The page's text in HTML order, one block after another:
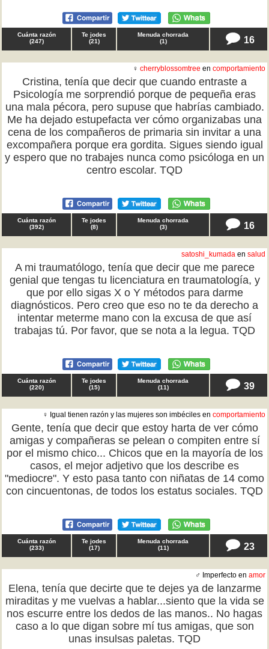
Cuánta razón
(247)
Te jodes
(21)
Menuda chorrada
(1) 16
♀ cherryblossomtree en comportamiento
Cristina, tenía que decir que cuando entraste a
Psicología me sorprendió porque de pequeña eras
una mala pécora, pero supuse que habrías cambiado.
Me ha dejado estupefacta ver cómo organizabas una
cena de los compañeros de primaria sin invitar a una
excompañera porque era gordita. Sigues siendo igual
y espero que no trabajes nunca como psicóloga en un
centro escolar. TQD
Cuánta razón
(392)
Te jodes
(8)
Menuda chorrada
(3) 16
satoshi_kumada en salud
A mi traumatólogo, tenía que decir que me parece
genial que tengas tu licenciatura en traumatología, y
que por ello sigas X o Y métodos para darme
diagnósticos. Pero creo que eso no te da derecho a
intentar meterme mano con la excusa de que así
trabajas tú. Por favor, que se nota a la legua. TQD
Cuánta razón
(220)
Te jodes
(15)
Menuda chorrada
(11) 39
♀ Igual tienen razón y las mujeres son imbéciles en comportamiento
Gente, tenía que decir que estoy harta de ver cómo
amigas y compañeras se pelean o compiten entre sí
por el mismo chico... Chicos que en la mayoría de los
casos, el mejor adjetivo que los describe es
"mediocre". Y esto pasa tanto con niñatas de 14 como
con cincuentonas, de todos los estatus sociales. TQD
Cuánta razón
(233)
Te jodes
(17)
Menuda chorrada
(11) 23
♂ Imperfecto en amor
Elena, tenía que decirte que te dejes ya de lanzarme
miraditas y me vuelvas a hablar...siento que la vida se
nos escurre entre los dedos de las manos.. No hagas
caso a lo que digan sobre mí tus amigas, que son
unas insulsas paletas. TQD